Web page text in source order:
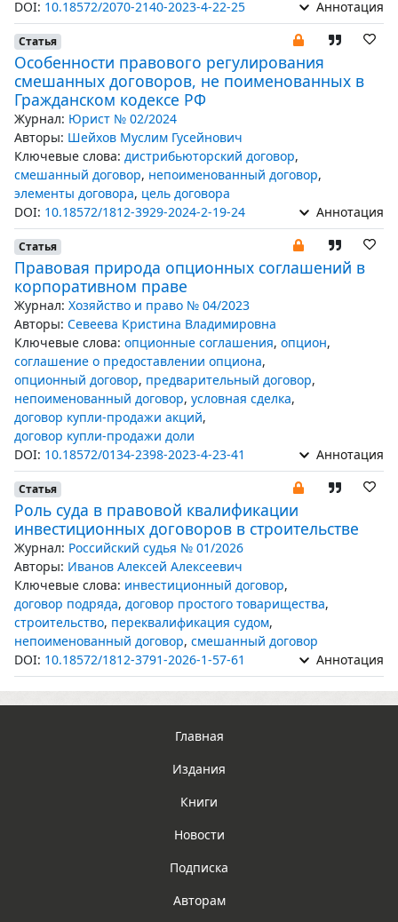
DOI: 10.18572/2070-2140-2023-4-22-25 Аннотация
Статья
Особенности правового регулирования
смешанных договоров, не поименованных в
Гражданском кодексе РФ
Журнал: Юрист № 02/2024
Авторы: Шейхов Муслим Гусейнович
Ключевые слова: дистрибьюторский договор,
смешанный договор, непоименованный договор,
элементы договора, цель договора
DOI: 10.18572/1812-3929-2024-2-19-24 Аннотация
Статья
Правовая природа опционных соглашений в
корпоративном праве
Журнал: Хозяйство и право № 04/2023
Авторы: Севеева Кристина Владимировна
Ключевые слова: опционные соглашения, опцион,
соглашение о предоставлении опциона,
опционный договор, предварительный договор,
непоименованный договор, условная сделка,
договор купли-продажи акций,
договор купли-продажи доли
DOI: 10.18572/0134-2398-2023-4-23-41 Аннотация
Статья
Роль суда в правовой квалификации
инвестиционных договоров в строительстве
Журнал: Российский судья № 01/2026
Авторы: Иванов Алексей Алексеевич
Ключевые слова: инвестиционный договор,
договор подряда, договор простого товарищества,
строительство, переквалификация судом,
непоименованный договор, смешанный договор
DOI: 10.18572/1812-3791-2026-1-57-61 Аннотация
Главная
Издания
Книги
Новости
Подписка
Авторам